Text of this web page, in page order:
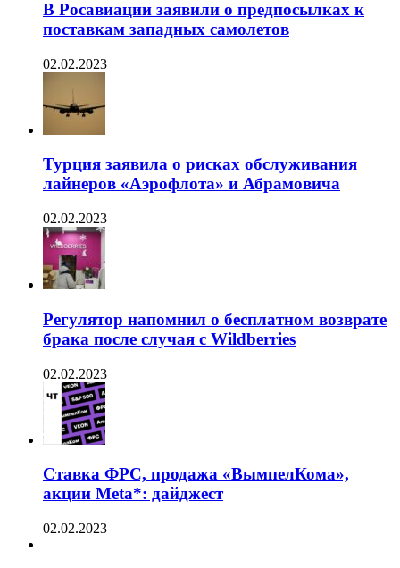
В Росавиации заявили о предпосылках к
поставкам западных самолетов
02.02.2023
Турция заявила о рисках обслуживания
лайнеров «Аэрофлота» и Абрамовича
02.02.2023
Регулятор напомнил о бесплатном возврате
брака после случая с Wildberries
02.02.2023
Ставка ФРС, продажа «ВымпелКома»,
акции Meta*: дайджест
02.02.2023